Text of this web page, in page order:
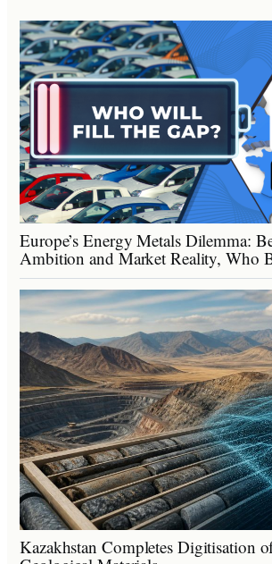
Europe’s Energy Metals Dilemma:
Ambition and Market Reality, Who
Kazakhstan Completes Digitisation